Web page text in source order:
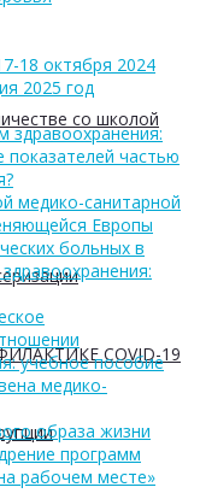
со школой
COVID-19
18 октября 2024
2025 год
здравоохранения:
показателей частью
медико-санитарной
Европы
больных в
учебное пособие
медико-
образа жизни
программ
рабочем месте»